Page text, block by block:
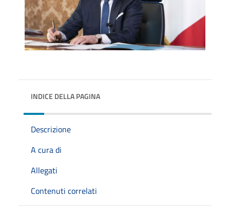
INDICE DELLA PAGINA
Descrizione
A cura di
Allegati
Contenuti correlati